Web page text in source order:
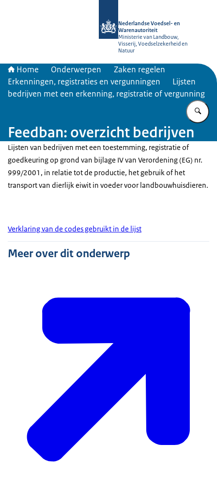
Nederlandse Voedsel- en
Warenautoriteit
Ministerie van Landbouw,
Visserij, Voedselzekerheid en
Natuur
Home Onderwerpen
Zaken regelen
Erkenningen, registraties en vergunningen
Lijsten
bedrijven met een erkenning, registratie of vergunning
Feedban: overzicht bedrijven
Lijsten van bedrijven met een toestemming, registratie of
goedkeuring op grond van bijlage IV van Verordening (EG) nr.
999/2001, in relatie tot de productie, het gebruik of het
transport van dierlijk eiwit in voeder voor landbouwhuisdieren.
Verklaring van de codes gebruikt in de lijst
Meer over dit onderwerp